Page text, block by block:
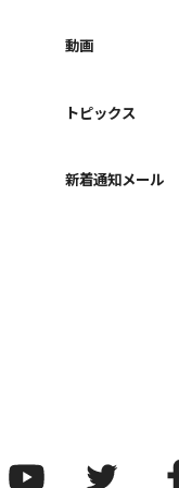
動画
トピックス
新着通知メール